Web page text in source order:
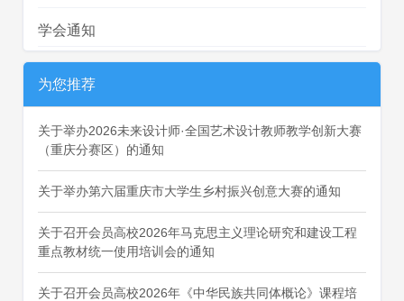
学会通知
为您推荐
关于举办2026未来设计师·全国艺术设计教师教学创新大赛
（重庆分赛区）的通知
关于举办第六届重庆市大学生乡村振兴创意大赛的通知
关于召开会员高校2026年马克思主义理论研究和建设工程
重点教材统一使用培训会的通知
关于召开会员高校2026年《中华民族共同体概论》课程培